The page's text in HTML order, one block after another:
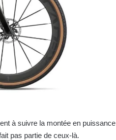
à suivre la montée en puissance
pas partie de ceux-là.